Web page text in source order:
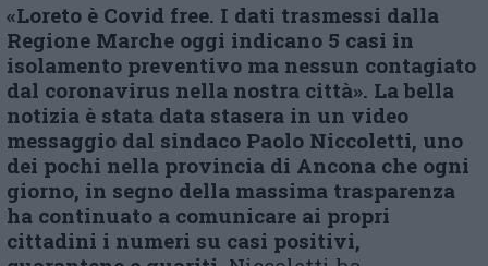
«Loreto è Covid free. I dati trasmessi dalla
Regione Marche oggi indicano 5 casi in
isolamento preventivo ma nessun contagiato
dal coronavirus nella nostra città». La bella
notizia è stata data stasera in un video
messaggio dal sindaco Paolo Niccoletti, uno
dei pochi nella provincia di Ancona che ogni
giorno, in segno della massima trasparenza
ha continuato a comunicare ai propri
cittadini i numeri su casi positivi,